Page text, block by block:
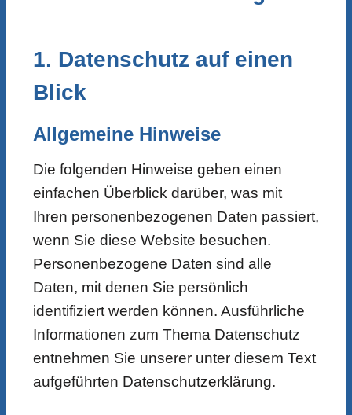
1. Datenschutz auf einen
Blick
Allgemeine Hinweise
Die folgenden Hinweise geben einen
einfachen Überblick darüber, was mit
Ihren personenbezogenen Daten passiert,
wenn Sie diese Website besuchen.
Personenbezogene Daten sind alle
Daten, mit denen Sie persönlich
identifiziert werden können. Ausführliche
Informationen zum Thema Datenschutz
entnehmen Sie unserer unter diesem Text
aufgeführten Datenschutzerklärung.